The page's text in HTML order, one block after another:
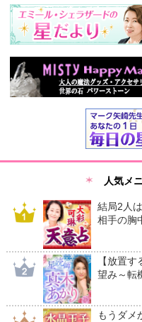
人気メ
結局2人
相手の胸
【放置
望み～転
もうダ